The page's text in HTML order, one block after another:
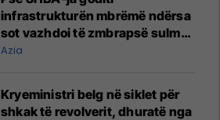
infrastrukturën mbrëmë ndërsa
sot vazhdoi të zmbrapsë sulmet
iraniane
Azia
Kryeministri belg në siklet për
shkak të revolverit, dhuratë nga